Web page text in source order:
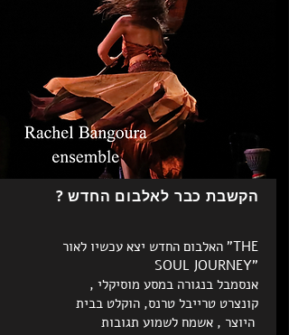
הקשבת כבר לאלבום החדש ?
האלבום החדש יצא עכשיו לאור "THE
SOUL JOURNEY"
אנסמבל בנגורה במסע מוסיקלי ,
קונצרט טרייבל טרנס, הוקלט בבית